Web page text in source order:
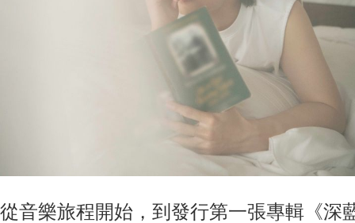
從音樂旅程開始，到發行第一張專輯《深